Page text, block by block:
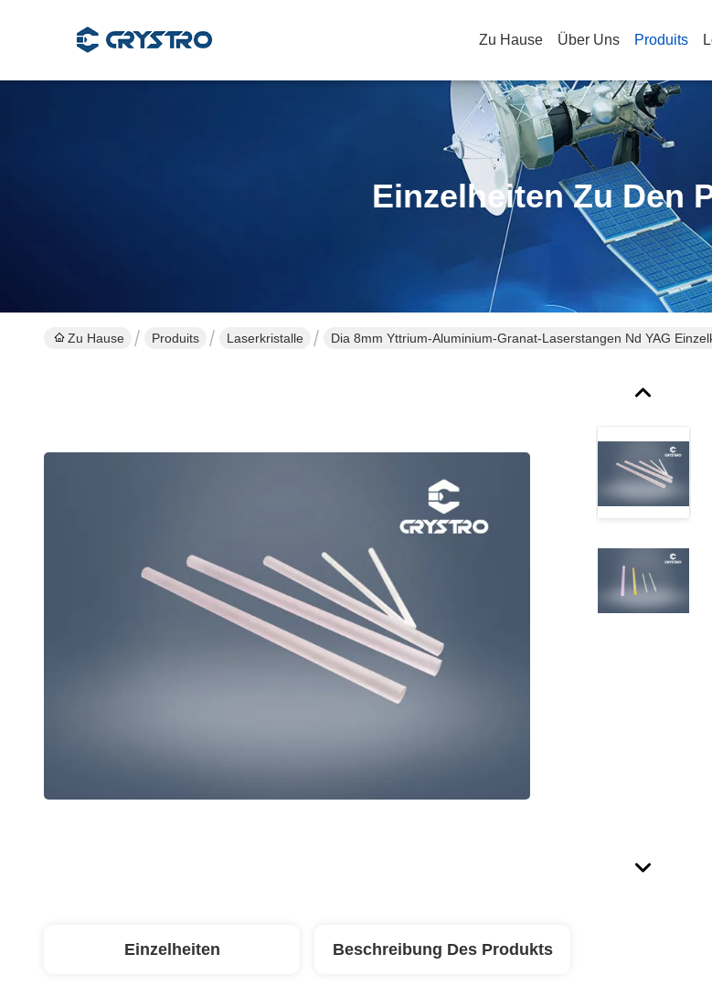
Zu Hause Über Uns Produits
Einzelheiten Zu Den
Zu Hause Produits Laserkristalle Dia 8mm Yttrium-Aluminium-Granat-Laserstangen Nd YAG
Einzelheiten Beschreibung Des Produkts